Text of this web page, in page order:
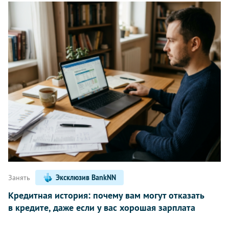
Занять Эксклюзив BankNN
Кредитная история: почему вам могут отказать
в кредите, даже если у вас хорошая зарплата